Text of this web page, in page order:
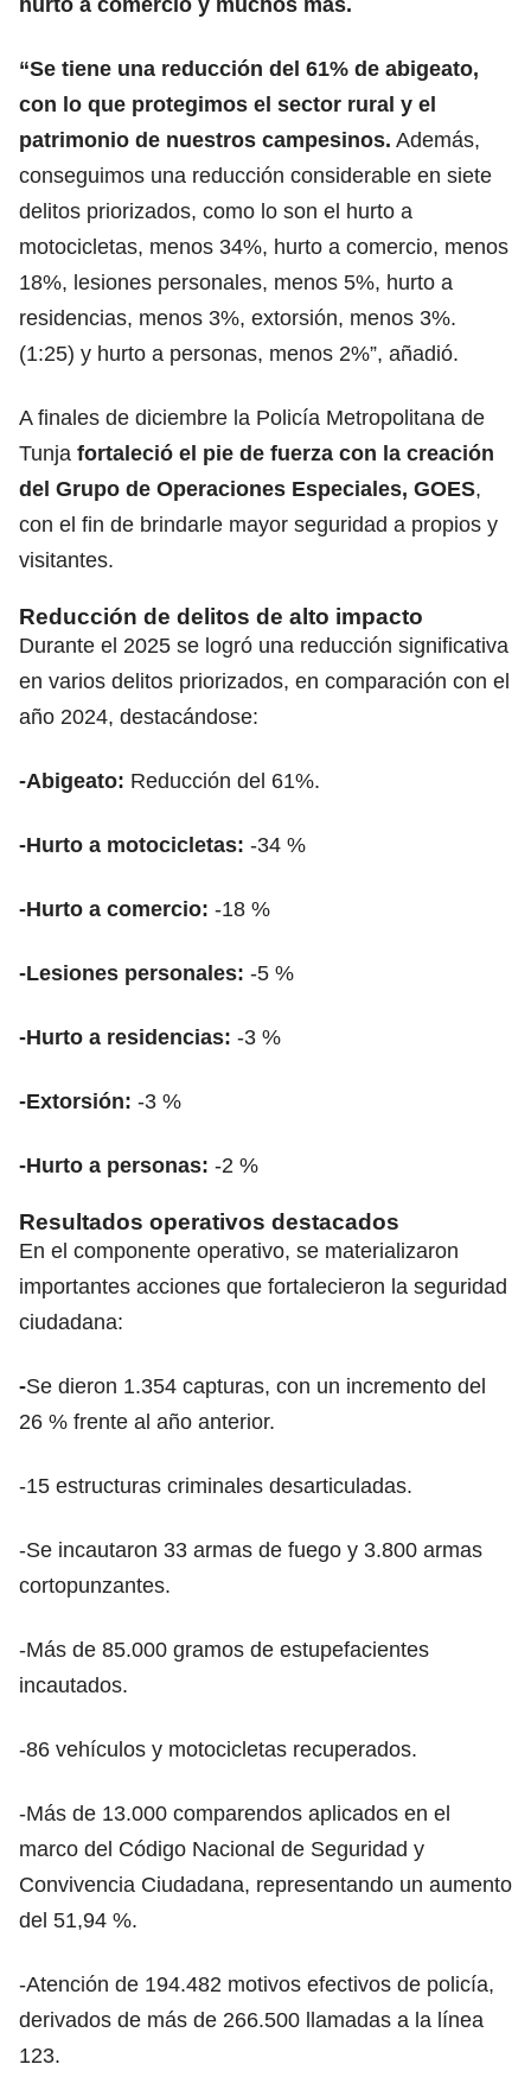
“Se tiene una reducción del 61% de abigeato,
con lo que protegimos el sector rural y el
patrimonio de nuestros campesinos. Además,
conseguimos una reducción considerable en siete
delitos priorizados, como lo son el hurto a
motocicletas, menos 34%, hurto a comercio, menos
18%, lesiones personales, menos 5%, hurto a
residencias, menos 3%, extorsión, menos 3%.
(1:25) y hurto a personas, menos 2%”, añadió.
A finales de diciembre la Policía Metropolitana de
Tunja fortaleció el pie de fuerza con la creación
del Grupo de Operaciones Especiales, GOES,
con el fin de brindarle mayor seguridad a propios y
visitantes.
Reducción de delitos de alto impacto
Durante el 2025 se logró una reducción significativa
en varios delitos priorizados, en comparación con el
año 2024, destacándose:
-Abigeato: Reducción del 61%.
-Hurto a motocicletas: -34 %
-Hurto a comercio: -18 %
-Lesiones personales: -5 %
-Hurto a residencias: -3 %
-Extorsión: -3 %
-Hurto a personas: -2 %
Resultados operativos destacados
En el componente operativo, se materializaron
importantes acciones que fortalecieron la seguridad
ciudadana:
-Se dieron 1.354 capturas, con un incremento del
26 % frente al año anterior.
-15 estructuras criminales desarticuladas.
-Se incautaron 33 armas de fuego y 3.800 armas
cortopunzantes.
-Más de 85.000 gramos de estupefacientes
incautados.
-86 vehículos y motocicletas recuperados.
-Más de 13.000 comparendos aplicados en el
marco del Código Nacional de Seguridad y
Convivencia Ciudadana, representando un aumento
del 51,94 %.
-Atención de 194.482 motivos efectivos de policía,
derivados de más de 266.500 llamadas a la línea
123.